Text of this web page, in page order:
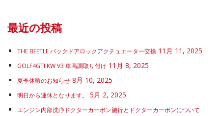
最近の投稿
THE BEETLE バックドアロックアクチュエーター交換 11月 11, 2025
GOLF4GTI KW V3 車高調取り付け 11月 8, 2025
夏季休暇のお知らせ 8月 10, 2025
明日から連休となります。 5月 2, 2025
エンジン内部洗浄ドクターカーボン施行とドクターカーボンについて